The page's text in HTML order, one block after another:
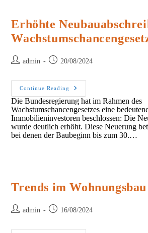
Erhöhte
Postadmin
Post 20/08/2024
Continue Reading
Erhöhte
Neubauabschreibung
Im
Die Bundesregierung hat im Rahmen des
Wachstumschancengesetzes eine
Immobilieninvestoren beschlossen: Die
wurde deutlich erhöht. Diese Neuerung
bei denen der Baubeginn bis zum 30.…
Trends im Wohnungsbau
Postadmin
Post 16/08/2024